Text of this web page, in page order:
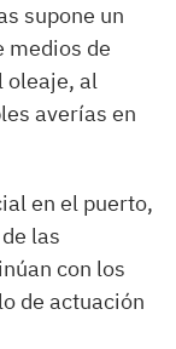
supone un
medios de
oleaje, al
averías en
en el puerto,
las
con los
de actuación